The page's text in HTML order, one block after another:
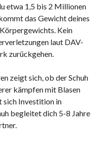
etwa 1,5 bis 2 Millionen
das Gewicht deines
Kein
laut DAV-
zurückgehen.
zeigt sich, ob der Schuh
kämpfen mit Blasen
sich Investition in
begleitet dich 5-8 Jahre